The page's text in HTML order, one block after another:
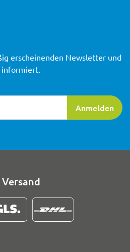
Anmelden
erscheinenden Newsletter und